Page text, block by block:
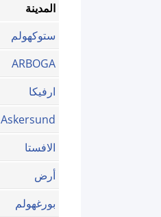
المدينة
ستوكهولم
ARBOGA
ارفيكا
Askersund
الافستا
أرض
بورغهولم